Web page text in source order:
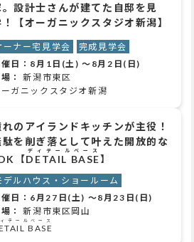
。設計士さんが建てた自邸を見
！【オーガニックスタジオ新潟】
ーナー宅見学会
完成見学会
日： 8月1日(土) ～ 8月2日(日)
：
新潟市東区
ーガニックスタジオ新潟
れのアイランドキッチンが主役！
駄を削ぎ落として叶えた開放的な
【DETAIL BASE
ディテールベース
】
デルハウス・ショールーム
日： 6月27日(土) ～8月23日(日)
：
新潟市東区岡山
BASE
テールベース